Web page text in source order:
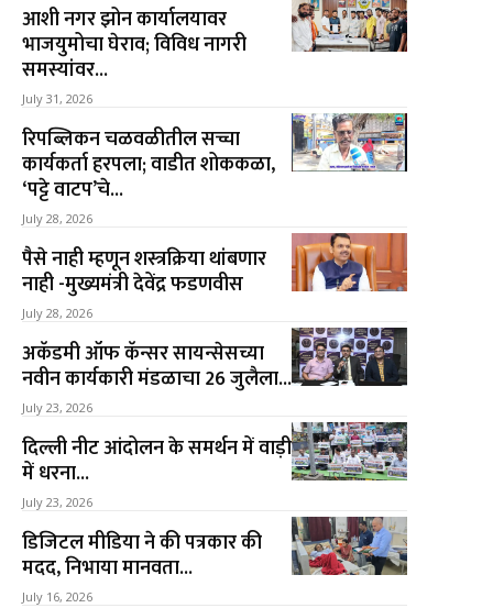
आशी नगर झोन कार्यालयावर
भाजयुमोचा घेराव; विविध नागरी
समस्यांवर...
July 31, 2026
रिपब्लिकन चळवळीतील सच्चा
कार्यकर्ता हरपला; वाडीत शोककळा,
‘पट्टे वाटप’चे...
July 28, 2026
पैसे नाही म्हणून शस्त्रक्रिया थांबणार
नाही -मुख्यमंत्री देवेंद्र फडणवीस
July 28, 2026
अकॅडमी ऑफ कॅन्सर सायन्सेसच्या
नवीन कार्यकारी मंडळाचा 26 जुलैला...
July 23, 2026
दिल्ली नीट आंदोलन के समर्थन में वाड़ी
में धरना...
July 23, 2026
डिजिटल मीडिया ने की पत्रकार की
मदद, निभाया मानवता...
July 16, 2026